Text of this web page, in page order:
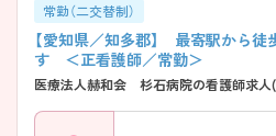
――――――――――――――― ■ 急性期を
――――――――――――――― 地域の中で
す。 ・二次救急指定病院として救急搬送
経・心臓血管領域は24時間対応 ・診断か
境 → 急性期を学びたい方にも適した職
――――――――――――――― ■ 中途入職
常勤（二交替制）
【愛知県／知多郡】 最寄駅から徒
す ＜正看護師／常勤＞
医療法人赫和会 杉石病院の看護師求人